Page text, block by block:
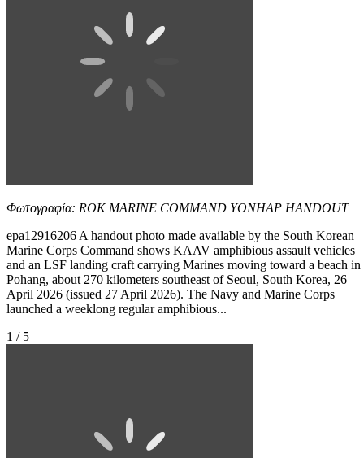
Φωτογραφία: ROK MARINE COMMAND YONHAP HANDOUT
epa12916206 A handout photo made available by the South Korean
Marine Corps Command shows KAAV amphibious assault vehicles
and an LSF landing craft carrying Marines moving toward a beach in
Pohang, about 270 kilometers southeast of Seoul, South Korea, 26
April 2026 (issued 27 April 2026). The Navy and Marine Corps
launched a weeklong regular amphibious...
1 / 5